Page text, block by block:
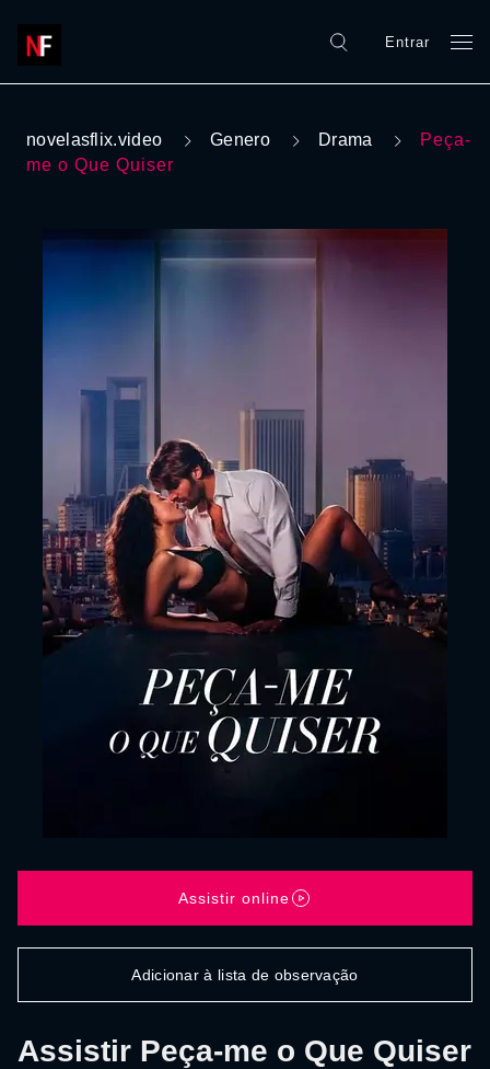
Entrar
novelasflix.video Genero Drama
Peça-
me o Que Quiser
Assistir Peça-me o Que Quiser
Assistir online
Adicionar à lista de observação